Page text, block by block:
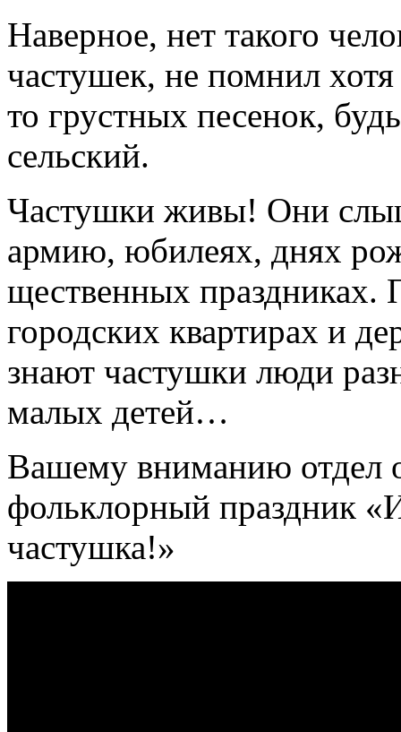
Наверное, нет такого
частушек, не помнил
то груст­ных песенок,
сельский.
Частушки живы! Они
армию, юбилеях, днях
щественных праздниках.
городских квартирах и
знают частушки люди
малых детей…
Вашему вниманию отдел
фольклорный праздник
частушка!»